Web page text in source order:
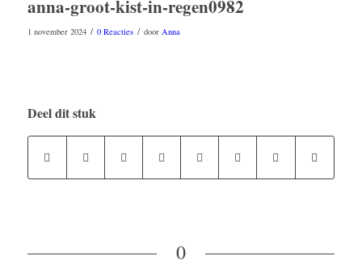
anna-groot-kist-in-regen0982
1 november 2024 / 0 Reacties / door Anna
Deel dit stuk
0